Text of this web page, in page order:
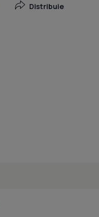
Distribuie